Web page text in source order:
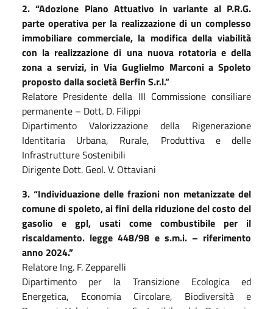
2. “Adozione Piano Attuativo in variante al P.R.G.
parte operativa per la realizzazione di un complesso
immobiliare commerciale, la modifica della viabilità
con la realizzazione di una nuova rotatoria e della
zona a servizi, in Via Guglielmo Marconi a Spoleto
proposto dalla società Berfin S.r.l.”
Relatore Presidente della III Commissione consiliare
permanente – Dott. D. Filippi
Dipartimento Valorizzazione della Rigenerazione
Identitaria Urbana, Rurale, Produttiva e delle
Infrastrutture Sostenibili
Dirigente Dott. Geol. V. Ottaviani
3. “Individuazione delle frazioni non metanizzate del
comune di spoleto, ai fini della riduzione del costo del
gasolio e gpl, usati come combustibile per il
riscaldamento. legge 448/98 e s.m.i. – riferimento
anno 2024.”
Relatore Ing. F. Zepparelli
Dipartimento per la Transizione Ecologica ed
Energetica, Economia Circolare, Biodiversità e